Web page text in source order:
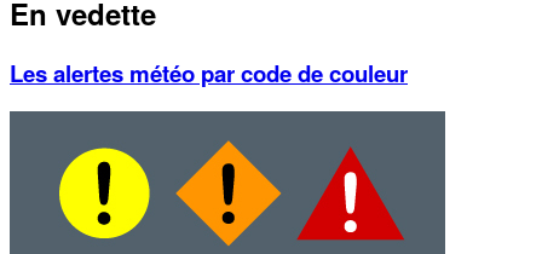
En vedette
Les alertes météo par code de couleur